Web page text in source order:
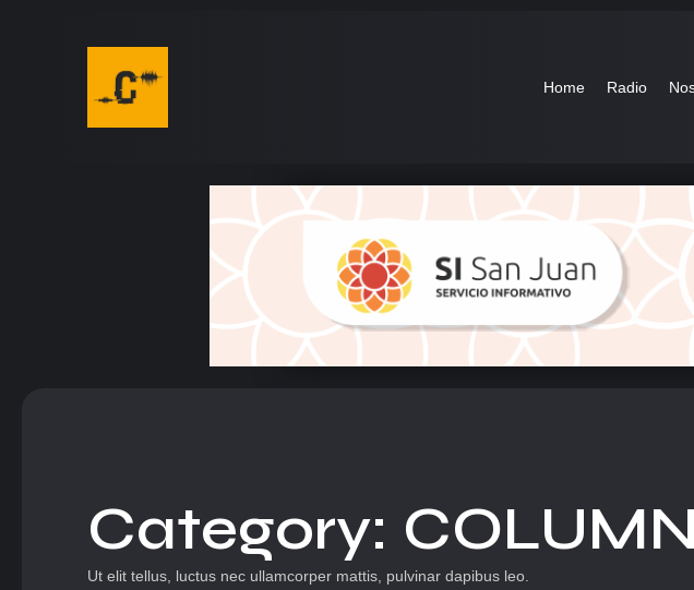
Home Radio
Category:
Ut elit tellus, luctus nec ullamcorper mattis, pulvinar dapibus leo.